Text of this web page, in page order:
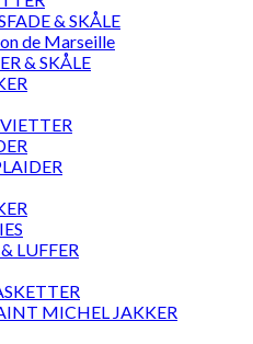
& SKÅLE
de Marseille
& SKÅLE
LUFFER
MICHEL JAKKER